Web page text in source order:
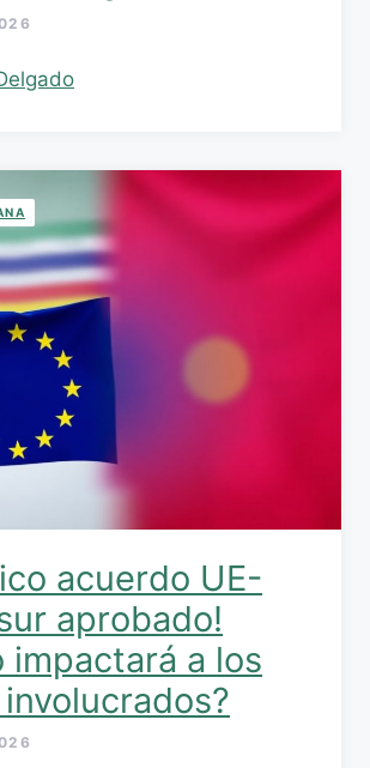
acuerdo UE-
aprobado!
impactará a los